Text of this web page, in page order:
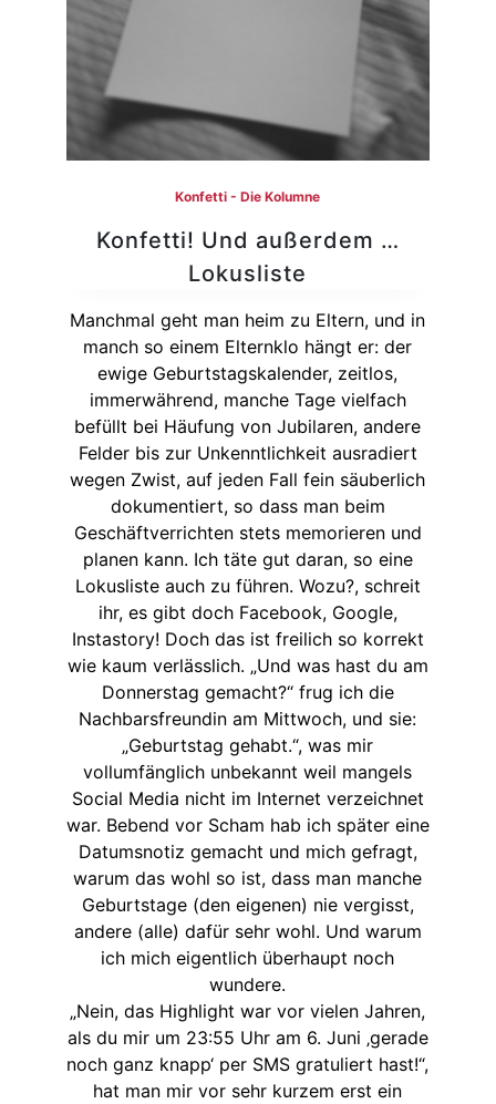
Konfetti - Die Kolumne
Konfetti! Und außerdem …
Lokusliste
Manchmal geht man heim zu Eltern, und in
manch so einem Elternklo hängt er: der
ewige Geburtstagskalender, zeitlos,
immerwährend, manche Tage vielfach
befüllt bei Häufung von Jubilaren, andere
Felder bis zur Unkenntlichkeit ausradiert
wegen Zwist, auf jeden Fall fein säuberlich
dokumentiert, so dass man beim
Geschäftverrichten stets memorieren und
planen kann. Ich täte gut daran, so eine
Lokusliste auch zu führen. Wozu?, schreit
ihr, es gibt doch Facebook, Google,
Instastory! Doch das ist freilich so korrekt
wie kaum verlässlich. „Und was hast du am
Donnerstag gemacht?“ frug ich die
Nachbarsfreundin am Mittwoch, und sie:
„Geburtstag gehabt.“, was mir
vollumfänglich unbekannt weil mangels
Social Media nicht im Internet verzeichnet
war. Bebend vor Scham hab ich später eine
Datumsnotiz gemacht und mich gefragt,
warum das wohl so ist, dass man manche
Geburtstage (den eigenen) nie vergisst,
andere (alle) dafür sehr wohl. Und warum
ich mich eigentlich überhaupt noch
wundere.
„Nein, das Highlight war vor vielen Jahren,
als du mir um 23:55 Uhr am 6. Juni ‚gerade
noch ganz knapp‘ per SMS gratuliert hast!“,
hat man mir vor sehr kurzem erst ein